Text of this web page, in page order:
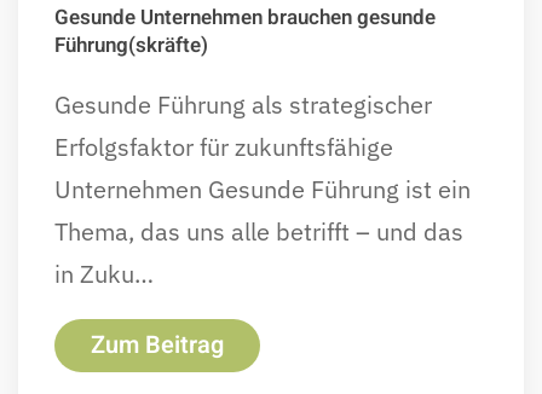
Gesunde Unternehmen brauchen gesunde
Führung(skräfte)
Gesunde Führung als strategischer
Erfolgsfaktor für zukunftsfähige
Unternehmen Gesunde Führung ist ein
Thema, das uns alle betrifft – und das
in Zuku…
Zum Beitrag